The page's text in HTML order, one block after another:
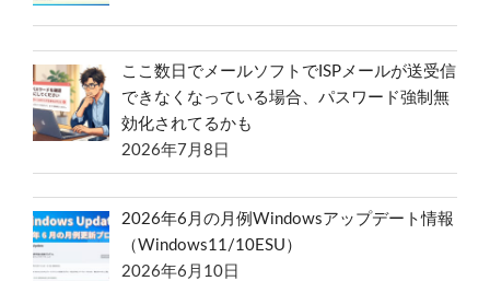
ここ数日でメールソフトでISPメールが送受信
できなくなっている場合、パスワード強制無
効化されてるかも
2026年7月8日
2026年6月の月例Windowsアップデート情報
（Windows11/10ESU）
2026年6月10日